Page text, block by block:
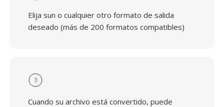
Elija sun o cualquier otro formato de salida
deseado (más de 200 formatos compatibles)
3
Cuando su archivo está convertido, puede